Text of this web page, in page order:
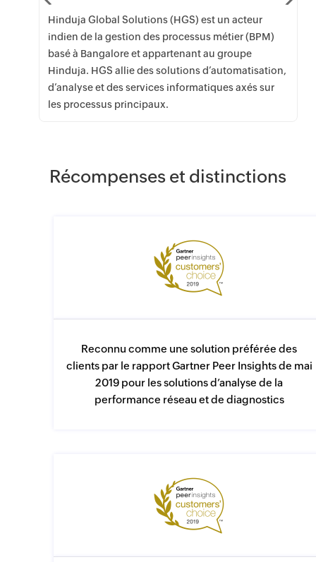
Hinduja Global Solutions (HGS) est un acteur
indien de la gestion des processus métier (BPM)
basé à Bangalore et appartenant au groupe
Hinduja. HGS allie des solutions d’automatisation,
d’analyse et des services informatiques axés sur
les processus principaux.
Récompenses et distinctions
Reconnu comme une solution préférée des
clients par le rapport Gartner Peer Insights de mai
2019 pour les solutions d’analyse de la
performance réseau et de diagnostics